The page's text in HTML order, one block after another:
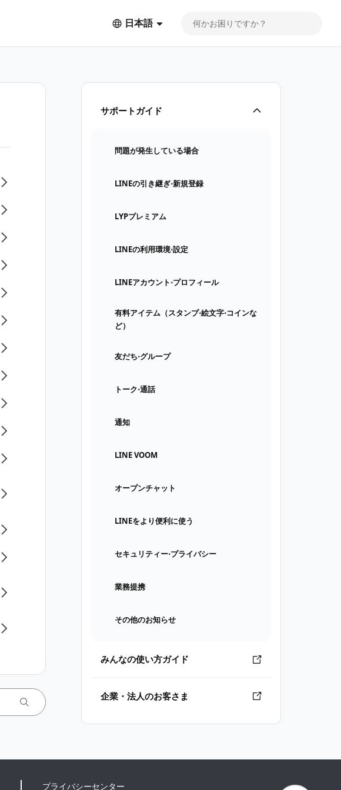
日本語
サポートガイド
問題が発生している場合
LINEの引き継ぎ⋅新規登録
LYPプレミアム
LINEの利用環境⋅設定
LINEアカウント⋅プロフィール
有料アイテム（スタンプ⋅絵文字⋅コインな
ど）
友だち⋅グループ
トーク⋅通話
通知
LINE VOOM
オープンチャット
LINEをより便利に使う
セキュリティー⋅プライバシー
業務提携
その他のお知らせ
みんなの使い方ガイド
企業・法人のお客さま
プライバシーセンター